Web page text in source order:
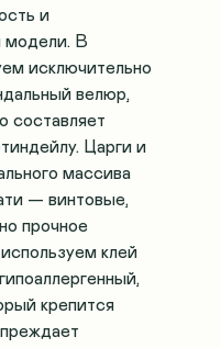
и
модели. В
исключительно
велюр,
составляет
Царги и
массива
— винтовые,
прочное
клей
крепится